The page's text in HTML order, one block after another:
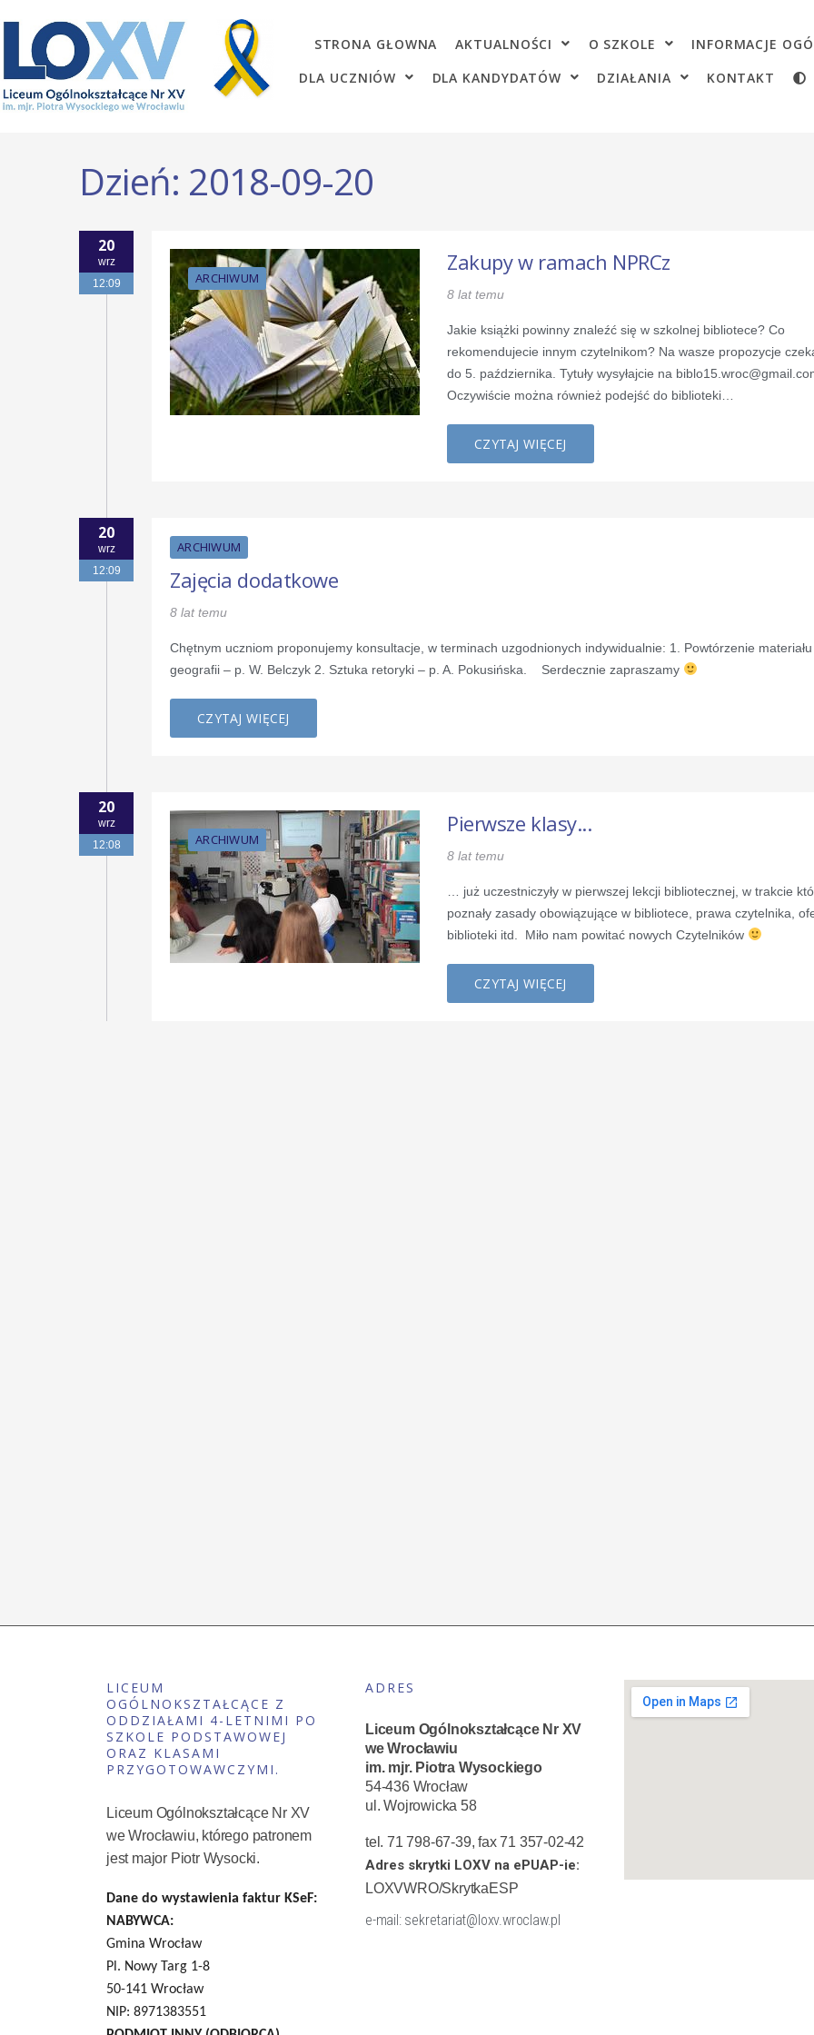
STRONA GŁOWNA AKTUALNOŚCI O SZKOLE INFORMACJE
DLA UCZNIÓW
DLA KANDYDATÓW DZIAŁANIA KONTAKT
Dzień: 2018-09-20
20
wrz
12:09
ARCHIWUM
Zakupy w ramach NPRCz
8 lat temu
Jakie książki powinny znaleźć się w szkolnej bibliotece? Co
rekomendujecie innym czytelnikom? Na wasze propozycje
do 5. października. Tytuły wysyłajcie na
Oczywiście można również podejść do biblioteki…
CZYTAJ WIĘCEJ
20
wrz
12:09
ARCHIWUM
Zajęcia dodatkowe
8 lat temu
Chętnym uczniom proponujemy konsultacje, w terminach uzgodnionych indywidualnie: 1. Powtórzenie
geografii – p. W. Belczyk 2. Sztuka retoryki – p. A. Pokusińska. Serdecznie zapraszamy
CZYTAJ WIĘCEJ
20
wrz
12:08
ARCHIWUM
Pierwsze klasy...
8 lat temu
… już uczestniczyły w pierwszej lekcji bibliotecznej, w trakcie
poznały zasady obowiązujące w bibliotece, prawa czytelnika,
biblioteki itd. Miło nam powitać nowych Czytelników
CZYTAJ WIĘCEJ
LICEUM
OGÓLNOKSZTAŁCĄCE Z
ODDZIAŁAMI 4-LETNIMI PO
SZKOLE PODSTAWOWEJ
ORAZ KLASAMI
PRZYGOTOWAWCZYMI.
Liceum Ogólnokształcące Nr XV
we Wrocławiu, którego patronem
jest major Piotr Wysocki.
Dane do wystawienia faktur KSeF:
NABYWCA:
Gmina Wrocław
Pl. Nowy Targ 1-8
50-141 Wrocław
NIP: 8971383551
ADRES
Liceum Ogólnokształcące Nr XV
we Wrocławiu
im. mjr. Piotra Wysockiego
54-436 Wrocław
ul. Wojrowicka 58
tel. 71 798-67-39, fax 71 357-02-42
Adres skrytki LOXV na ePUAP-ie:
LOXVWRO/SkrytkaESP
e-mail: sekretariat@loxv.wroclaw.pl